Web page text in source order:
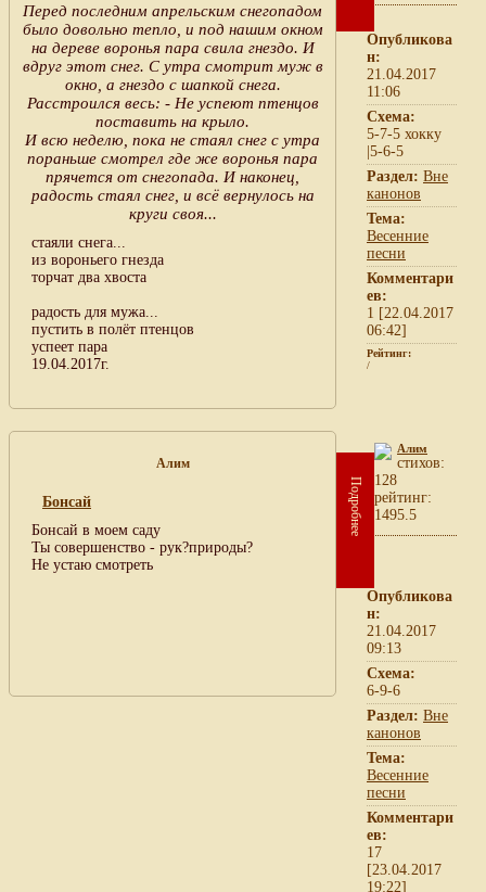
Перед последним апрельским снегопадом
было довольно тепло, и под нашим окном
на дереве воронья пара свила гнездо. И
вдруг этот снег. С утра смотрит муж в
окно, а гнездо с шапкой снега.
Расстроился весь: - Не успеют птенцов
поставить на крыло.
И всю неделю, пока не стаял снег с утра
пораньше смотрел где же воронья пара
прячется от снегопада. И наконец,
радость стаял снег, и всё вернулось на
круги своя...
стаяли снега...
из вороньего гнезда
торчат два хвоста
радость для мужа...
пустить в полёт птенцов
успеет пара
19.04.2017г.
Опубликова
н:
21.04.2017
11:06
Схема:
5-7-5 хокку
|5-6-5
Раздел: Вне
канонов
Тема:
Весенние
песни
Комментари
ев:
1 [22.04.2017
06:42]
Рейтинг:
/
Алим
Бонсай
Бонсай в моем саду
Ты совершенство - рук?природы?
Не устаю смотреть
Подробнее
Алим
cтихов:
128
рейтинг:
1495.5
Опубликова
н:
21.04.2017
09:13
Схема:
6-9-6
Раздел: Вне
канонов
Тема:
Весенние
песни
Комментари
ев:
17
[23.04.2017
19:22]